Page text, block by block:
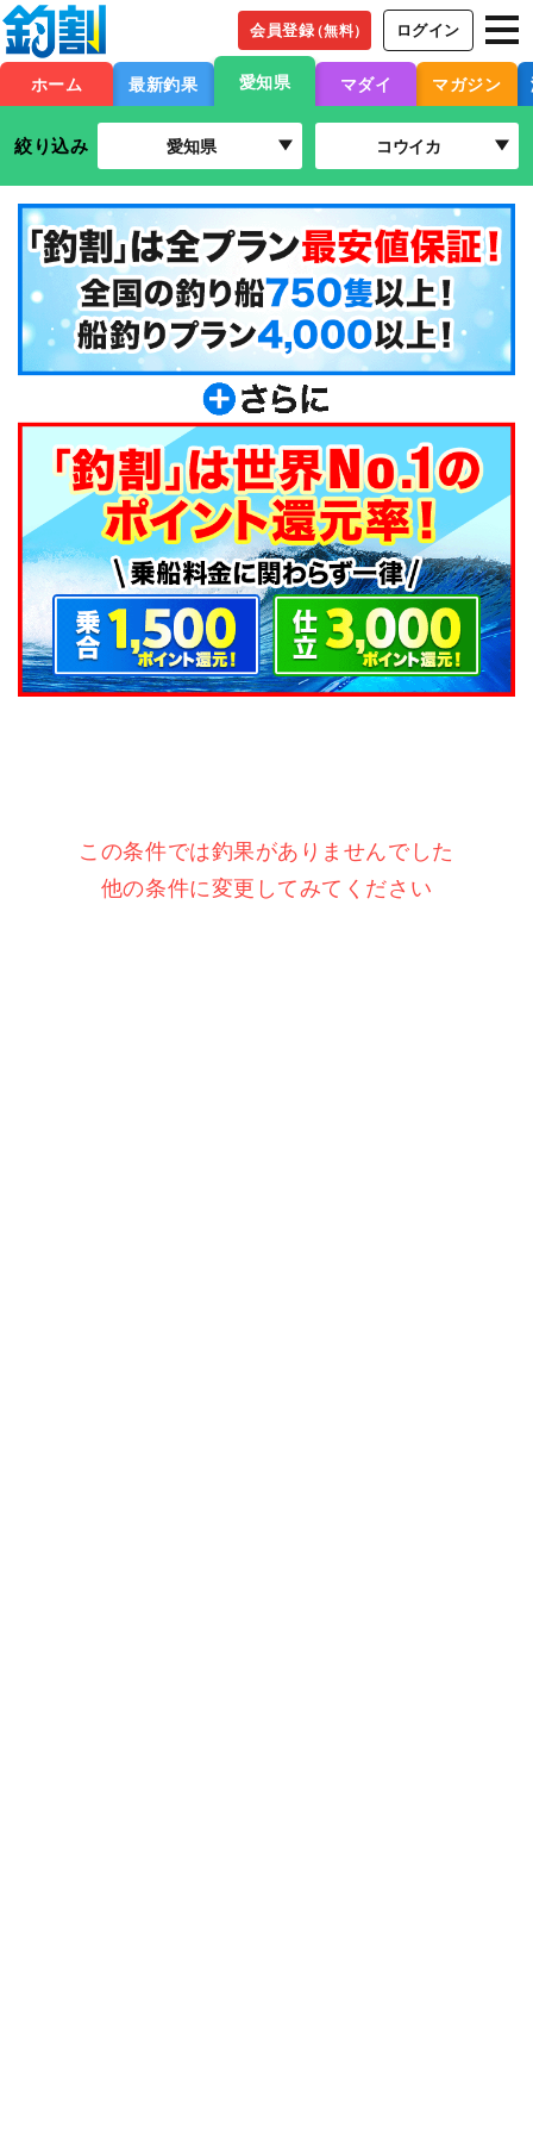
会員登録（無料） ログイン
ホーム 最新釣果 愛知県 マダイ マガジン
絞り込み 愛知県 コウイカ
この条件では釣果がありませんでした
他の条件に変更してみてください